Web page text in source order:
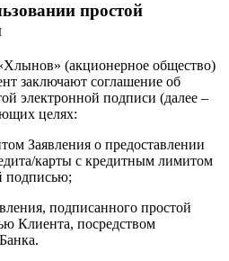
простой
(акционерное общество)
заключают соглашение об
электронной подписи (далее –
целях:
Заявления о предоставлении
карты с кредитным лимитом
подписью;
подписанного простой
Клиента, посредством